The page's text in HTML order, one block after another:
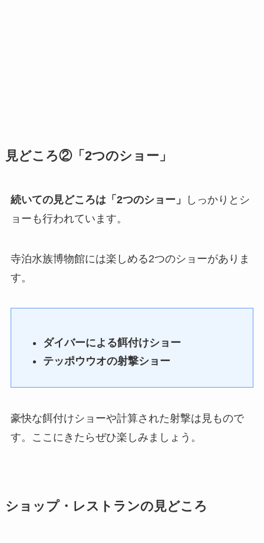
見どころ②「2つのショー」
続いての見どころは「2つのショー」
しっかりとシ
ョーも行われています。
寺泊水族博物館には楽しめる2つのショーがありま
す。
ダイバーによる餌付けショー
テッポウウオの射撃ショー
豪快な餌付けショーや計算された射撃は見もので
す。ここにきたらぜひ楽しみましょう。
ショップ・レストランの見どころ